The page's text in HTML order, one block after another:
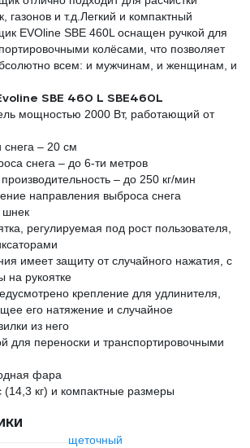
газонов и т.д.Легкий и компактный
EVOline SBE 460L оснащен ручкой для
колёсами, что позволяет
всем: и мужчинам, и женщинам, и
SBE 460 L SBE460L
мощностью 2000 Вт, работающий от
снега – 20 см
снега – до 6-ти метров
– до 250 кг/мин
направления выброса снега
шнек
регулируемая под рост пользователя,
имеет защиту от случайного нажатия, с
на рукоятке
крепление для удлинителя,
его натяжение и случайное
из него
для переноски и транспортировочными
фара
кг) и компактные размеры
щеточный